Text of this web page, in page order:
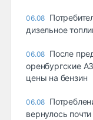
06.08
дизельное
06.08 После
оренбургские
цены на бензин
06.08
вернулось